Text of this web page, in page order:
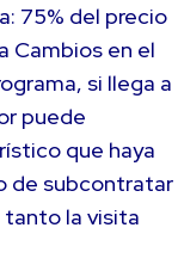
75% del precio
Cambios en el
si llega a
puede
que haya
de subcontratar
la visita